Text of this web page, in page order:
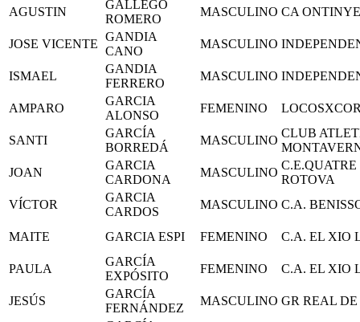
AGUSTIN
GALLEGO
ROMERO
MASCULINO CA
JOSE VICENTE
GANDIA
CANO
MASCULINO
ISMAEL
GANDIA
FERRERO
MASCULINO
AMPARO
GARCIA
ALONSO
FEMENINO
SANTI
GARCÍA
BORREDÁ
MASCULINO
CLUB
JOAN
GARCIA
CARDONA
MASCULINO
C.E.QUATRE
ROTOVA
VÍCTOR
GARCIA
CARDOS
MASCULINO C.A.
MAITE GARCIA ESPI FEMENINO C.A. EL XIO
PAULA
GARCÍA
EXPÓSITO
FEMENINO C.A. EL XIO
JESÚS
GARCÍA
FERNÁNDEZ
MASCULINO GR REAL